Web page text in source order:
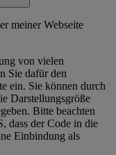
meiner Webseite
von vielen
Sie dafür den
ein. Sie können durch
Darstellungsgröße
Bitte beachten
dass der Code in die
Einbindung als